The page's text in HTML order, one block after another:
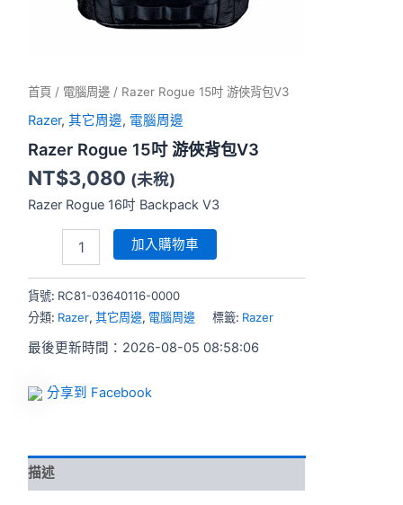
首頁 / 電腦周邊 / Razer Rogue 15吋 游俠背包V3
Razer,其它周邊, 電腦周邊
Razer Rogue 15吋 游俠背包V3
NT$3,080 (未稅)
Razer Rogue 16吋 Backpack V3
加入購物車
貨號: RC81-03640116-0000
分類: Razer,其它周邊, 電腦周邊 標籤: Razer
最後更新時間：2026-08-05 08:58:06
分享到 Facebook
描述